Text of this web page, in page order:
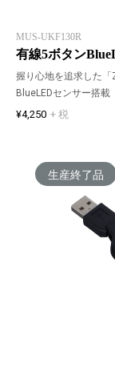
MUS-UKF130R
有線5ボタン
握り心地を追求した「
BlueLEDセンサー搭載
¥4,250 + 税
生産終了品